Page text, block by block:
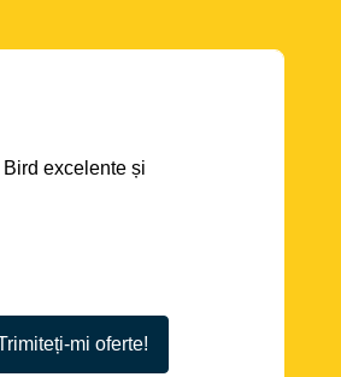
excelente și
mi oferte!